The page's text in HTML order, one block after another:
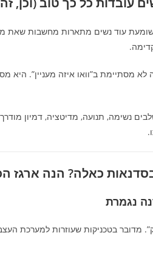
עוד נשים מתארות מחשבות שאת
נשימה, תנועה, מדיטציה, דמיון
כאלה? הנה ארגז
נגמרת
מדובר בטכניקות שעוזרות למערכת